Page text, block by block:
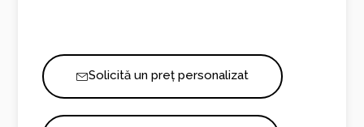
Solicită un preț personalizat